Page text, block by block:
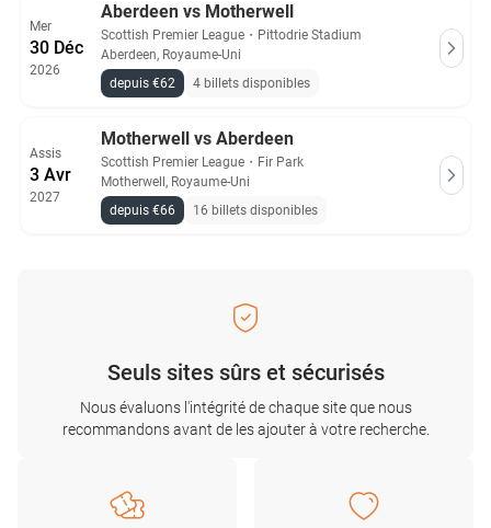
Mer
30 Déc
2026
Aberdeen vs Motherwell
Scottish Premier League ・ Pittodrie Stadium
Aberdeen, Royaume-Uni
depuis €62
4 billets disponibles
Assis
3 Avr
2027
Motherwell vs Aberdeen
Scottish Premier League ・ Fir Park
Motherwell, Royaume-Uni
depuis €66
16 billets disponibles
Seuls sites sûrs et sécurisés
Nous évaluons l'intégrité de chaque site que nous
recommandons avant de les ajouter à votre recherche.